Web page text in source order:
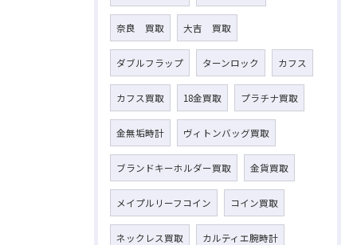
奈良 買取 大吉 買取
ダブルフラップ ターンロック カフス
カフス買取 18金買取 プラチナ買取
金無垢時計 ヴィトンバッグ買取
ブランドキーホルダー買取 金貨買取
メイプルリーフコイン コイン買取
ネックレス買取 カルティエ腕時計